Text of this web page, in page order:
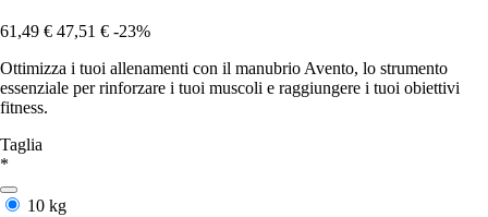
61,49 € 47,51 € -23%
Ottimizza i tuoi allenamenti con il manubrio Avento, lo strumento
essenziale per rinforzare i tuoi muscoli e raggiungere i tuoi obiettivi
fitness.
Taglia
*
10 kg